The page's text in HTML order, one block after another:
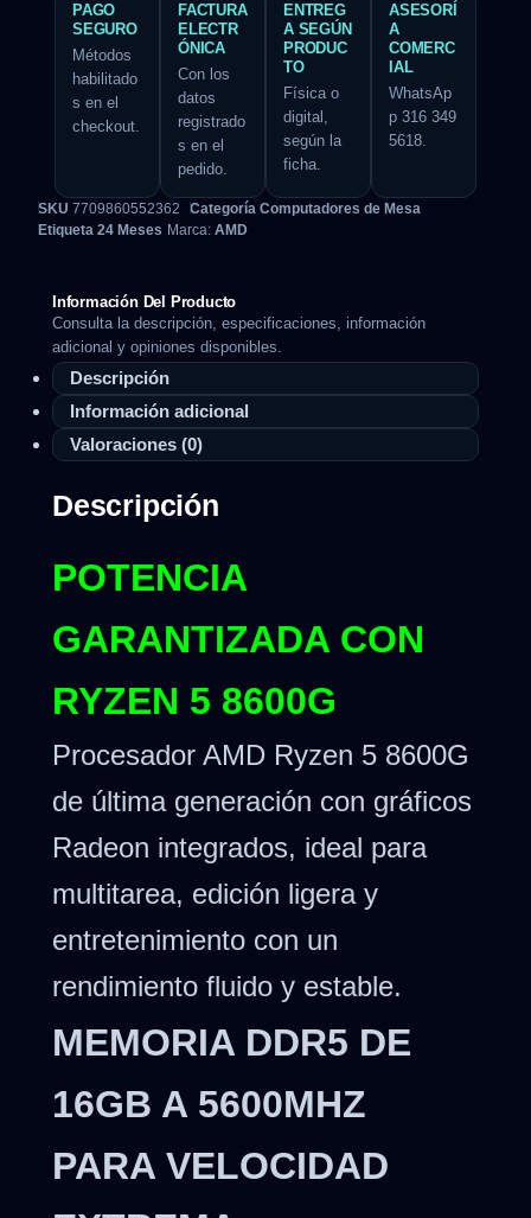
PAGO
SEGURO
Métodos
habilitado
s en el
checkout.
FACTURA
ELECTR
ÓNICA
Con los
datos
registrado
s en el
pedido.
ENTREG
A SEGÚN
PRODUC
TO
Física o
digital,
según la
ficha.
ASESORÍ
A
COMERC
IAL
WhatsAp
p 316 349
5618.
SKU 7709860552362 Categoría Computadores de Mesa
Etiqueta 24 Meses Marca: AMD
Información Del Producto
Consulta la descripción, especificaciones, información
adicional y opiniones disponibles.
Descripción
Información adicional
Valoraciones (0)
Descripción
POTENCIA
GARANTIZADA CON
RYZEN 5 8600G
Procesador AMD Ryzen 5 8600G
de última generación con gráficos
Radeon integrados, ideal para
multitarea, edición ligera y
entretenimiento con un
rendimiento fluido y estable.
MEMORIA DDR5 DE
16GB A 5600MHZ
PARA VELOCIDAD